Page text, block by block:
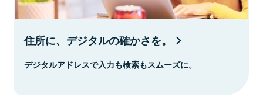
住所に、デジタルの確かさを。
デジタルアドレスで入力も検索もスムーズに。